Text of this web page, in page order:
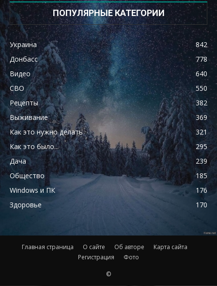
ПОПУЛЯРНЫЕ КАТЕГОРИИ
Украина
842
Донбасс
778
Видео
640
СВО
550
Рецепты
382
Выживание
369
Как это нужно делать
321
Как это было...
295
Дача
239
Общество
185
Windows и ПК
176
Здоровье
170
Главная страница О сайте Об авторе
Карта сайта
Регистрация
Фото
©